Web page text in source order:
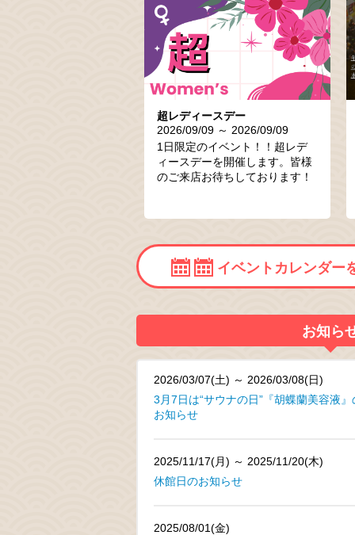
超レディースデー
2026/09/09 ～ 2026/09/09
1日限定のイベント！！超レデ
ィースデーを開催します。皆様
のご来店お待ちしております！
イベントカレンダー
お知ら
2026/03/07(土) ～ 2026/03/08(日)
3月7日は“サウナの日”『胡蝶蘭美容液
お知らせ
2025/11/17(月) ～ 2025/11/20(木)
休館日のお知らせ
2025/08/01(金)